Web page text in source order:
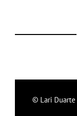
© Lari Duarte